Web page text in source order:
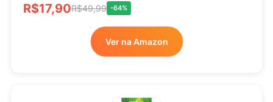
R$17,90R$49,99 -64%
Ver na Amazon